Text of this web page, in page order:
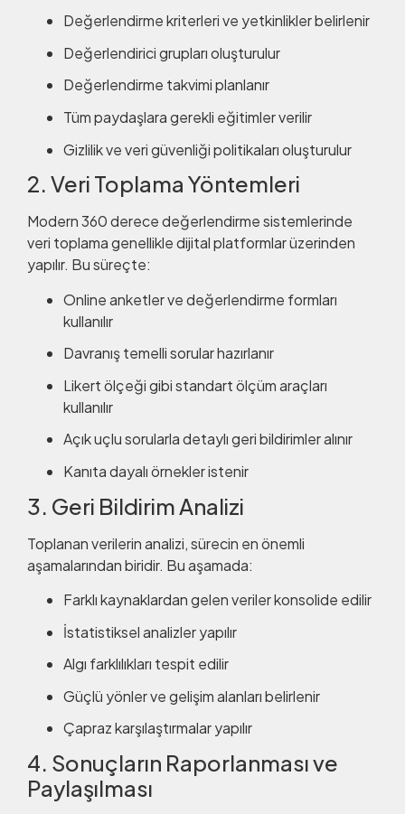
Değerlendirme kriterleri ve yetkinlikler belirlenir
Değerlendirici grupları oluşturulur
Değerlendirme takvimi planlanır
Tüm paydaşlara gerekli eğitimler verilir
Gizlilik ve veri güvenliği politikaları oluşturulur
2. Veri Toplama Yöntemleri
Modern 360 derece değerlendirme sistemlerinde
veri toplama genellikle dijital platformlar üzerinden
yapılır. Bu süreçte:
Online anketler ve değerlendirme formları
kullanılır
Davranış temelli sorular hazırlanır
Likert ölçeği gibi standart ölçüm araçları
kullanılır
Açık uçlu sorularla detaylı geri bildirimler alınır
Kanıta dayalı örnekler istenir
3. Geri Bildirim Analizi
Toplanan verilerin analizi, sürecin en önemli
aşamalarından biridir. Bu aşamada:
Farklı kaynaklardan gelen veriler konsolide edilir
İstatistiksel analizler yapılır
Algı farklılıkları tespit edilir
Güçlü yönler ve gelişim alanları belirlenir
Çapraz karşılaştırmalar yapılır
4. Sonuçların Raporlanması ve
Paylaşılması